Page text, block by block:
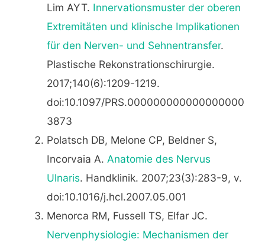
Lim AYT. Innervationsmuster der oberen
Extremitäten und klinische Implikationen
für den Nerven- und Sehnentransfer.
Plastische Rekonstrationschirurgie.
2017;140(6):1209-1219.
doi:10.1097/PRS.000000000000000000
3873
Polatsch DB, Melone CP, Beldner S,
Incorvaia A. Anatomie des Nervus
Ulnaris. Handklinik. 2007;23(3):283-9, v.
doi:10.1016/j.hcl.2007.05.001
Menorca RM, Fussell TS, Elfar JC.
Nervenphysiologie: Mechanismen der